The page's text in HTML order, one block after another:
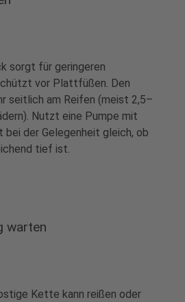
sorgt für geringeren
vor Plattfüßen. Den
seitlich am Reifen (meist 2,5–
Nutzt eine Pumpe mit
der Gelegenheit gleich, ob
tief ist.
warten
Kette kann reißen oder